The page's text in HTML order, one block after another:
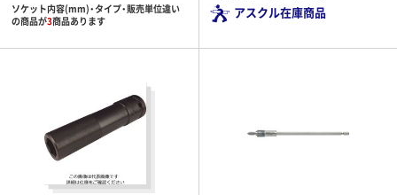
ソケット内容(mm)・タイプ・販売単位違い
の商品が3商品あります
アスクル在庫商品